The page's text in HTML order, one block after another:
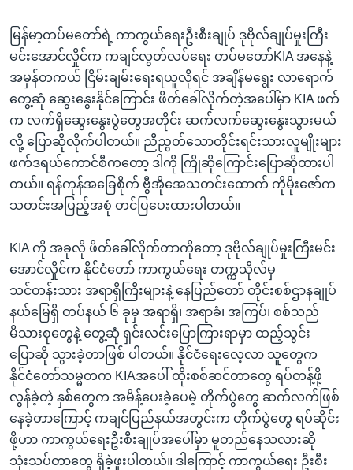
ရန်
နေရာ
သို့
ကျော်
ရန်
မြန်မာ့တပ်မတော်ရဲ့ ကာကွယ်ရေးဦးစီးချုပ် ဒုဗိုလ်ချုပ်မှုးကြီး
မင်းအောင်လှိုင်က ကချင်လွတ်လပ်ရေး တပ်မတော်KIA အနေနဲ့
အမှန်တကယ် ငြိမ်းချမ်းရေးရယူလိုရင် အချိန်မရွေး လာရောက်
တွေ့ဆုံ ဆွေးနွေးနိုင်ကြောင်း ဖိတ်ခေါ်လိုက်တဲ့အပေါ်မှာ KIA ဖက်
က လက်ရှိဆွေးနွေးပွဲတွေအတိုင်း ဆက်လက်ဆွေးနွေးသွားမယ်
လို့ ပြောဆိုလိုက်ပါတယ်။ ညီညွတ်သောတိုင်းရင်းသားလူမျိုးများ
ဖက်ဒရယ်ကောင်စီကတော့ ဒါကို ကြိုဆိုကြောင်းပြောဆိုထားပါ
တယ်။ ရန်ကုန်အခြေစိုက် ဗွီအိုအေသတင်းထောက် ကိုမိုးဇော်က
သတင်းအပြည့်အစုံ တင်ပြပေးထားပါတယ်။
KIA ကို အခုလို ဖိတ်ခေါ်လိုက်တာကိုတော့ ဒုဗိုလ်ချုပ်မှုးကြီးမင်း
အောင်လှိုင်က နိုင်ငံတော် ကာကွယ်ရေး တက္ကသိုလ်မှ
သင်တန်းသား အရာရှိကြီးများနဲ့ နေပြည်တော် တိုင်းစစ်ဌာနချုပ်
နယ်မြေရှိ တပ်နယ် ၆ ခုမှ အရာရှိ၊ အရာခံ၊ အကြပ်၊ စစ်သည်
မိသားစုတွေနဲ့ တွေ့ဆုံ ရှင်းလင်းပြောကြားရာမှာ ထည့်သွင်း
ပြောဆို သွားခဲ့တာဖြစ် ပါတယ်။ နိုင်ငံရေးလေ့လာ သူတွေက
နိုင်ငံတော်သမ္မတက KIAအပေါ် ထိုးစစ်ဆင်တာတွေ ရပ်တန့်ဖို့
လွန်ခဲ့တဲ့ နှစ်တွေက အမိန့်ပေးခဲ့ပေမဲ့ တိုက်ပွဲတွေ ဆက်လက်ဖြစ်
နေခဲ့တာကြောင့် ကချင်ပြည်နယ်အတွင်းက တိုက်ပွဲတွေ ရပ်ဆိုင်း
ဖို့ဟာ ကာကွယ်ရေးဦးစီးချုပ်အပေါ်မှာ မူတည်နေသလားဆို
သုံးသပ်တာတွေ ရှိခဲ့ဖူးပါတယ်။ ဒါကြောင့် ကာကွယ်ရေး ဦးစီး